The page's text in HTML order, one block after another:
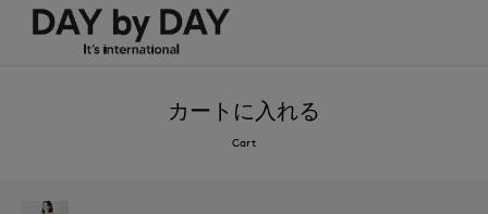
カートに入れる
Cart